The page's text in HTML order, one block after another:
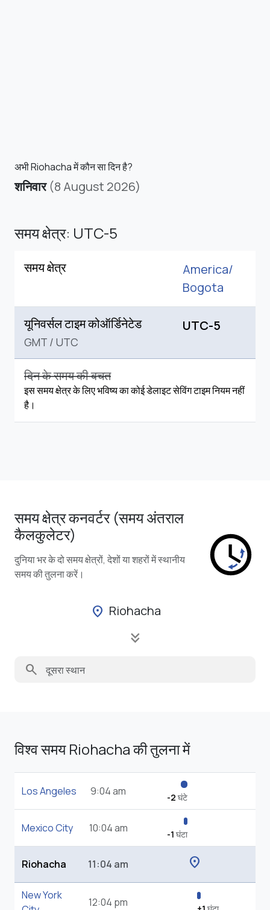
अभी Riohacha में कौन सा दिन है?
शनिवार (8 August 2026)
समय क्षेत्र: UTC-5
समय क्षेत्र
America/
Bogota
यूनिवर्सल टाइम कोऑर्डिनेटेड
GMT / UTC
UTC-5
दिन के समय की बचत
इस समय क्षेत्र के लिए भविष्य का कोई डेलाइट सेविंग टाइम नियम नहीं
है।
समय क्षेत्र कनवर्टर (समय अंतराल
कैलकुलेटर)
दुनिया भर के दो समय क्षेत्रों, देशों या शहरों में स्थानीय
समय की तुलना करें।
location_on Riohacha
keyboard_double_arrow_down
search
विश्व समय Riohacha की तुलना में
Los Angeles 9:04 am -2 घंटे
Mexico City 10:04 am -1 घंटा
Riohacha 11:04 am location_on
New York
12:04 pm